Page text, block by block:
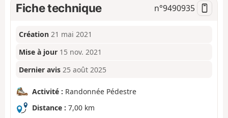
Fiche technique n°9490935
Création 21 mai 2021
Mise à jour 15 nov. 2021
Dernier avis 25 août 2025
Activité : Randonnée Pédestre
Distance : 7,00 km